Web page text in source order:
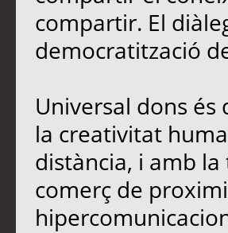
compartir. El
democratització
Universal dons és
la creativitat
distància, i amb
comerç de